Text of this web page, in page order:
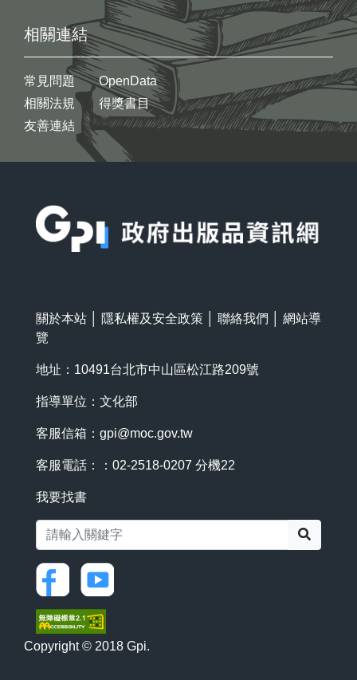
相關連結
常見問題
相關法規
友善連結
OpenData
得獎書目
關於本站 隱私權及安全政策 聯絡我們
網站導
覽
地址：10491台北市中山區松江路209號
指導單位：文化部
客服信箱： gpi@moc.gov.tw
客服電話：：02-2518-0207 分機22
我要找書
Copyright © 2018 Gpi.